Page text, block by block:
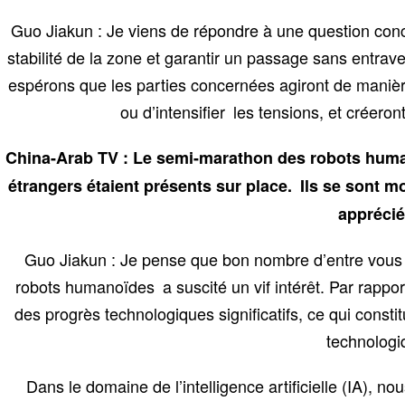
Guo Jiakun : Je viens de répondre à une question
stabilité de la zone et garantir un passage sans
espérons que les parties concernées agiront de
ou d’intensifier les tensions, et
China-Arab TV : Le semi-marathon des robots
étrangers étaient présents sur place. Ils se sont
Guo Jiakun : Je pense que bon nombre d’entre
robots humanoïdes a suscité un vif intérêt. Par
des progrès technologiques significatifs, ce qui
Dans le domaine de l’intelligence artificielle (IA),